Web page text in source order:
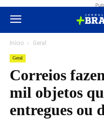
Início Geral
Geral
Correios
mil objetos
entregues ou